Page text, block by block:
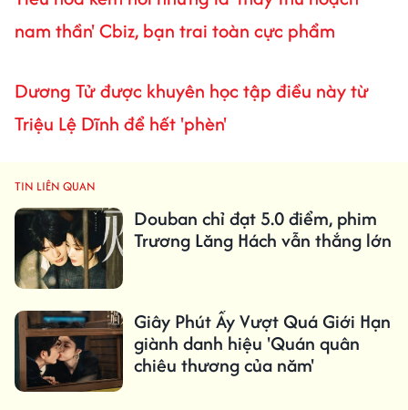
nam thần' Cbiz, bạn trai toàn cực phẩm
Dương Tử được khuyên học tập điều này từ
Triệu Lệ Dĩnh để hết 'phèn'
TIN LIÊN QUAN
Douban chỉ đạt 5.0 điểm, phim
Trương Lăng Hách vẫn thắng lớn
Giây Phút Ấy Vượt Quá Giới Hạn
giành danh hiệu 'Quán quân
chiêu thương của năm'